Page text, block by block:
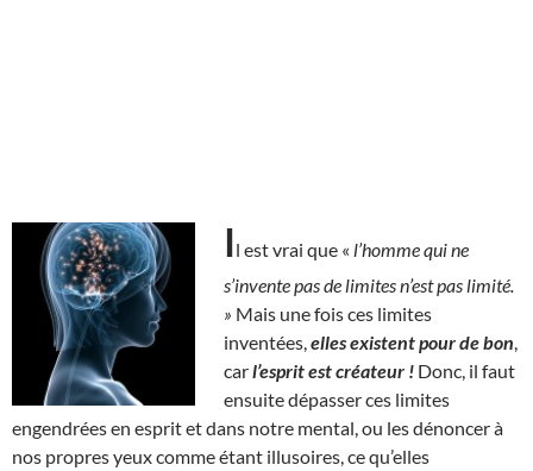
Il est vrai que « l’homme qui ne
s’invente pas de limites n’est pas limité.
» Mais une fois ces limites
inventées, elles existent pour de bon
carl’esprit est créateur ! Donc, il faut
ensuite dépasser ces limites
engendrées en esprit et dans notre mental, ou les dénoncer à
nos propres yeux comme étant illusoires, ce qu’elles